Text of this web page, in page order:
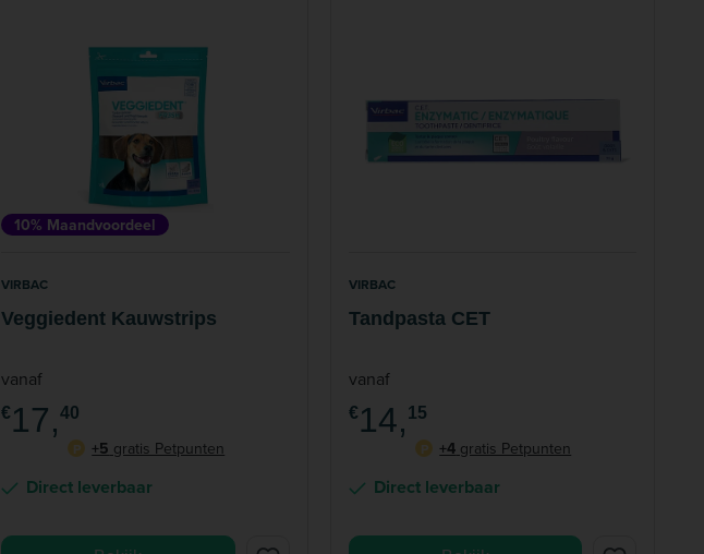
10% Maandvoordeel
VIRBAC
Veggiedent Kauwstrips
vanaf
€17,40
P
+5 gratis Petpunten
Direct leverbaar
VIRBAC
Tandpasta CET
vanaf
€14, 15
P
+4 gratis Petpunten
Direct leverbaar